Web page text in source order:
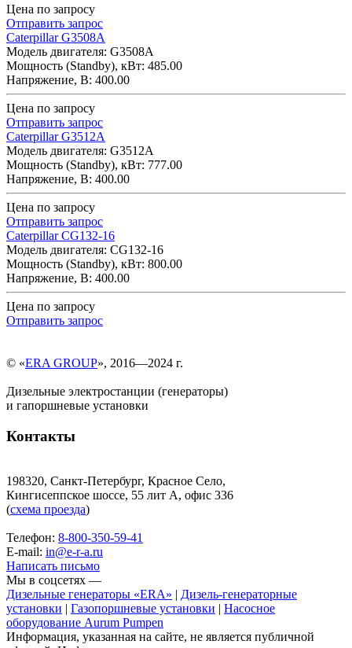
Цена по запросу
Отправить запрос
Caterpillar G3508A
Модель двигателя: G3508A
Мощность (Standby), кВт: 485.00
Напряжение, В: 400.00
Цена по запросу
Отправить запрос
Caterpillar G3512A
Модель двигателя: G3512A
Мощность (Standby), кВт: 777.00
Напряжение, В: 400.00
Цена по запросу
Отправить запрос
Caterpillar CG132-16
Модель двигателя: CG132-16
Мощность (Standby), кВт: 800.00
Напряжение, В: 400.00
Цена по запросу
Отправить запрос
© «ERA GROUP», 2016—2024 г.
Дизельные электростанции (генераторы)
и гапоршневые установки
Контакты
198320, Санкт-Петербург, Красное Село,
Кингисеппское шоссе, 55 лит А, офис 336
(схема проезда)
Телефон: 8-800-350-59-41
E-mail: in@e-r-a.ru
Написать письмо
Мы в соцсетях —
Дизельные генераторы «ERA» | Дизель-генераторные
установки | Газопоршневые установки | Насосное
оборудование Aurum Pumpen
Информация, указанная на сайте, не является публичной